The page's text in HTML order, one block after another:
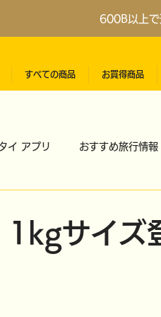
600B以上で
すべての商品 お買得商品
イ アプリ おすすめ旅行情報
サイズ